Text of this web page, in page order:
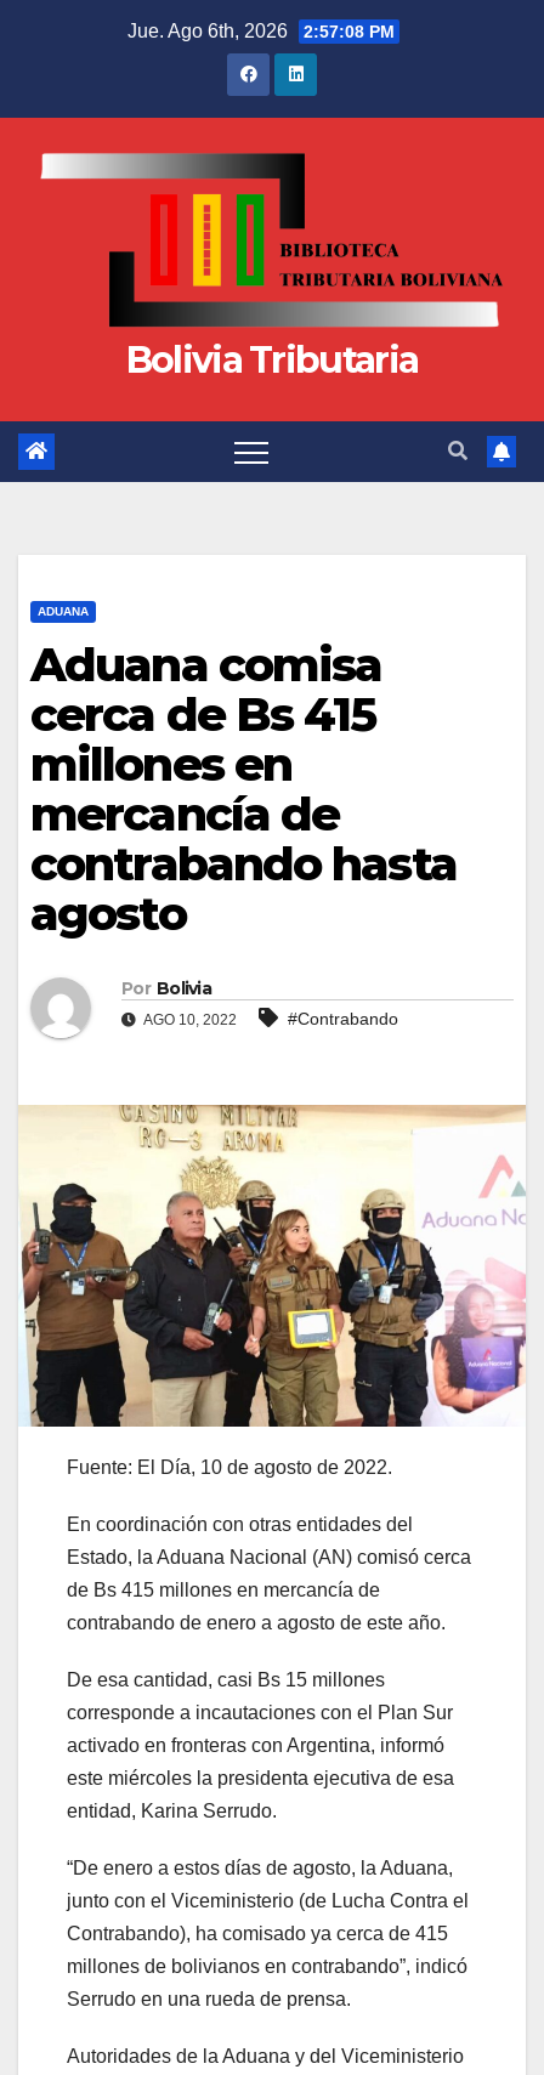
Jue. Ago 6th, 2026 2:57:09 PM
Bolivia Tributaria
ADUANA
Aduana comisa
cerca de Bs 415
millones en
mercancía de
contrabando hasta
agosto
Por Bolivia
AGO 10, 2022 #Contrabando
Fuente: El Día, 10 de agosto de 2022.
En coordinación con otras entidades del
Estado, la Aduana Nacional (AN) comisó cerca
de Bs 415 millones en mercancía de
contrabando de enero a agosto de este año.
De esa cantidad, casi Bs 15 millones
corresponde a incautaciones con el Plan Sur
activado en fronteras con Argentina, informó
este miércoles la presidenta ejecutiva de esa
entidad, Karina Serrudo.
“De enero a estos días de agosto, la Aduana,
junto con el Viceministerio (de Lucha Contra el
Contrabando), ha comisado ya cerca de 415
millones de bolivianos en contrabando”, indicó
Serrudo en una rueda de prensa.
Autoridades de la Aduana y del Viceministerio